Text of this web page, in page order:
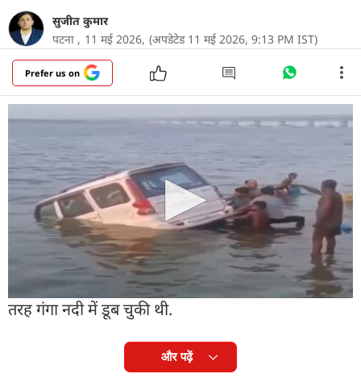
सुजीत कुमार
पटना , 11 मई 2026, (अपडेटेड 11 मई 2026, 9:13 PM IST)
Prefer us on
पटना के दीघा मरीन ड्राइव स्थित गंगा घाट पर रविवार को एक
बड़ा हादसा होते-होते बच गया, जब घाट किनारे खड़ी एक
स्कॉर्पियो अचानक लुढ़कते हुए गंगा नदी में समा गई. घटना के
दौरान घाट पर मौजूद लोग देखते रह गए और कुछ ही मिनटों में
पूरी गाड़ी पानी में डूब गई. जानकारी के मुताबिक, स्कॉर्पियो
ढलान पर खड़ी और उसमें हैंड ब्रेक भी नहीं लगा था. जिसकी
वजह से यह हादसा हुआ. घटना की सूचना मिलते ही दीघा
थाने की पुलिस मौके पर पहुंची, लेकिन तब तक स्कॉर्पियो पूरी
तरह गंगा नदी में डूब चुकी थी.
और पढ़ें